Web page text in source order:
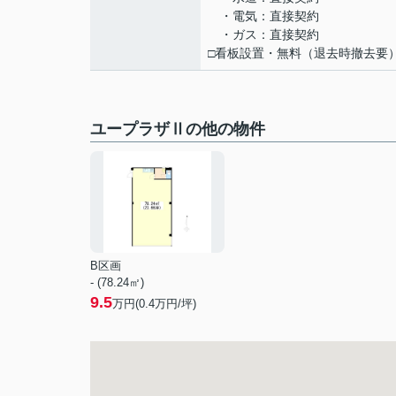
・電気：直接契約
・ガス：直接契約
□看板設置・無料（退去時撤去要
ユープラザⅡの他の物件
B区画
- (78.24㎡)
9.5万円(0.4万円/坪)